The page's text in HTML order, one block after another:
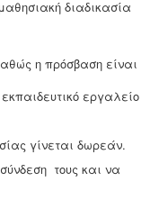
διαδικασία
η πρόσβαση είναι
εργαλείο
γίνεται δωρεάν.
τους και να